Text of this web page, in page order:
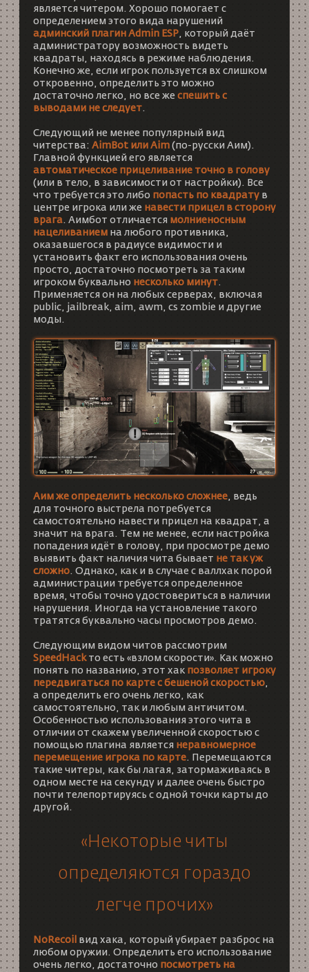
является читером. Хорошо помогает с
определением этого вида нарушений
админский плагин Admin ESP, который даёт
администратору возможность видеть
квадраты, находясь в режиме наблюдения.
Конечно же, если игрок пользуется вх слишком
откровенно, определить это можно
достаточно легко, но все же спешить с
выводами не следует.
Следующий не менее популярный вид
читерства: AimBot или Aim(по-русски Аим).
Главной функцией его является
автоматическое прицеливание точно в голову
(или в тело, в зависимости от настройки). Все
что требуется это либо попасть по квадратув
центре игрока или же навести прицел в сторону
врага. Аимбот отличается молниеносным
нацеливаниемна любого противника,
оказавшегося в радиусе видимости и
установить факт его использования очень
просто, достаточно посмотреть за таким
игроком буквально несколько минут.
Применяется он на любых серверах, включая
public, jailbreak, aim, awm, cs zombie и другие
моды.
Аим же определить несколько сложнее, ведь
для точного выстрела потребуется
самостоятельно навести прицел на квадрат, а
значит на врага. Тем не менее, если настройка
попадения идёт в голову, при просмотре демо
выявить факт наличия чита бывает не так уж
сложно. Однако, как и в случае с валлхак порой
администрации требуется определенное
время, чтобы точно удостовериться в наличии
нарушения. Иногда на установление такого
тратятся буквально часы просмотров демо.
Следующим видом читов рассмотрим
SpeedHackто есть «взлом скорости». Как можно
понять по названию, этот хак позволяет игроку
передвигаться по карте с бешеной скоростью,
а определить его очень легко, как
самостоятельно, так и любым античитом.
Особенностью использования этого чита в
отличии от скажем увеличенной скоростью с
помощью плагина является неравномерное
перемещение игрока по карте. Перемещаются
такие читеры, как бы лагая, затормаживаясь в
одном месте на секунду и далее очень быстро
почти телепортируясь с одной точки карты до
другой.
«Некоторые читы
определяются гораздо
легче прочих»
NoRecoil вид хака, который убирает разброс на
любом оружии. Определить его использование
очень легко, достаточно посмотреть на